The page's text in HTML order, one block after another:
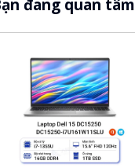
đang quan tâm